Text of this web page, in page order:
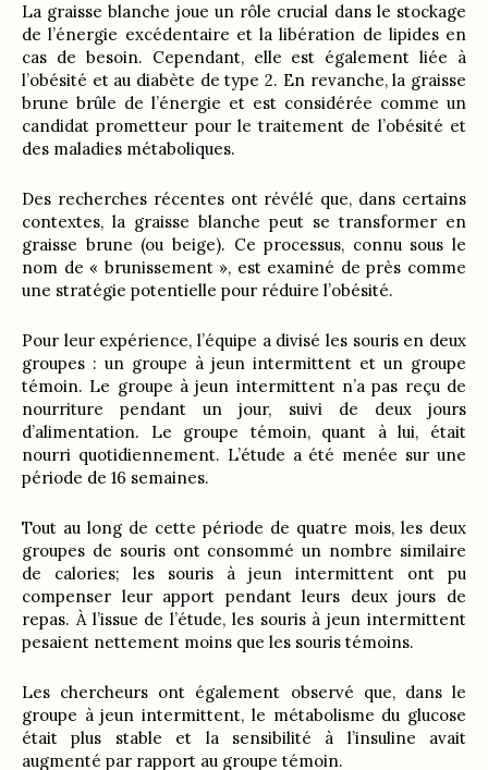
La graisse blanche joue un rôle crucial dans le stockage
de l’énergie excédentaire et la libération de lipides en
cas de besoin. Cependant, elle est également liée à
l’obésité et au diabète de type 2. En revanche, la graisse
brune brûle de l’énergie et est considérée comme un
candidat prometteur pour le traitement de l’obésité et
des maladies métaboliques.
Des recherches récentes ont révélé que, dans certains
contextes, la graisse blanche peut se transformer en
graisse brune (ou beige). Ce processus, connu sous le
nom de « brunissement », est examiné de près comme
une stratégie potentielle pour réduire l’obésité.
Pour leur expérience, l’équipe a divisé les souris en deux
groupes : un groupe à jeun intermittent et un groupe
témoin. Le groupe à jeun intermittent n’a pas reçu de
nourriture pendant un jour, suivi de deux jours
d’alimentation. Le groupe témoin, quant à lui, était
nourri quotidiennement. L’étude a été menée sur une
période de 16 semaines.
Tout au long de cette période de quatre mois, les deux
groupes de souris ont consommé un nombre similaire
de calories; les souris à jeun intermittent ont pu
compenser leur apport pendant leurs deux jours de
repas. À l’issue de l’étude, les souris à jeun intermittent
pesaient nettement moins que les souris témoins.
Les chercheurs ont également observé que, dans le
groupe à jeun intermittent, le métabolisme du glucose
était plus stable et la sensibilité à l’insuline avait
augmenté par rapport au groupe témoin.